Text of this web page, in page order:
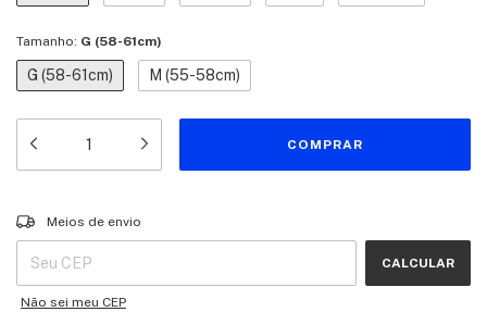
Tamanho: G (58-61cm)
G (58-61cm) M (55-58cm)
Entregas para o CEP:
Meios de envio
CALCULAR
Não sei meu CEP